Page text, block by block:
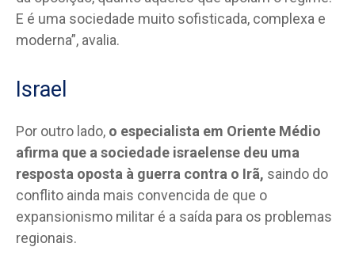
E é uma sociedade muito sofisticada, complexa e
moderna”, avalia.
Israel
Por outro lado, o especialista em Oriente Médio
afirma que a sociedade israelense deu uma
resposta oposta à guerra contra o Irã, saindo do
conflito ainda mais convencida de que o
expansionismo militar é a saída para os problemas
regionais.